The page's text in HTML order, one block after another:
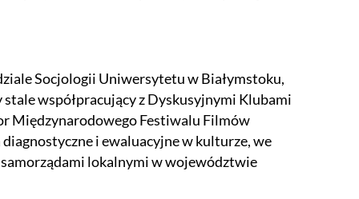
Socjologii Uniwersytetu w Białymstoku,
współpracujący z Dyskusyjnymi Klubami
Międzynarodowego Festiwalu Filmów
i ewaluacyjne w kulturze, we
lokalnymi w województwie